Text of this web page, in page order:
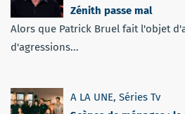
Zénith passe mal
Alors que Patrick Bruel fait l'objet
d'agressions...
A LA UNE, Séries Tv